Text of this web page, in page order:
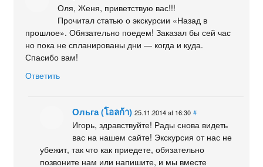
Оля, Женя, приветствую вас!!!
Прочитал статью о экскурсии «Назад в
прошлое». Обязательно поедем! Заказал бы сей час
но пока не спланированы дни — когда и куда.
Спасибо вам!
Ответить
Ольга (โอลก้า) 25.11.2014 at 16:30 #
Игорь, здравствуйте! Рады снова видеть
вас на нашем сайте! Экскурсия от нас не
убежит, так что как приедете, обязательно
позвоните нам или напишите, и мы вместе